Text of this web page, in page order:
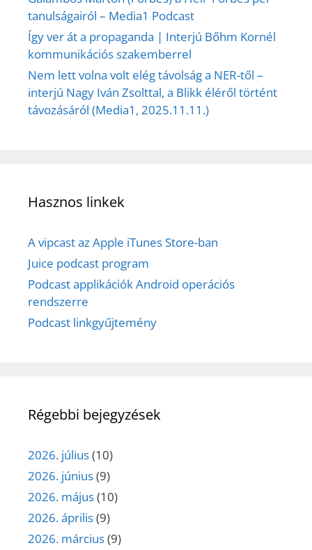
tanulságairól – Media1 Podcast
Így ver át a propaganda | Interjú Bőhm Kornél
kommunikációs szakemberrel
Nem lett volna volt elég távolság a NER-től –
interjú Nagy Iván Zsolttal, a Blikk éléről történt
távozásáról (Media1, 2025.11.11.)
Hasznos linkek
A vipcast az Apple iTunes Store-ban
Juice podcast program
Podcast applikációk Android operációs
rendszerre
Podcast linkgyűjtemény
Régebbi bejegyzések
2026. július(10)
2026. június(9)
2026. május(10)
2026. április(9)
2026. március(9)